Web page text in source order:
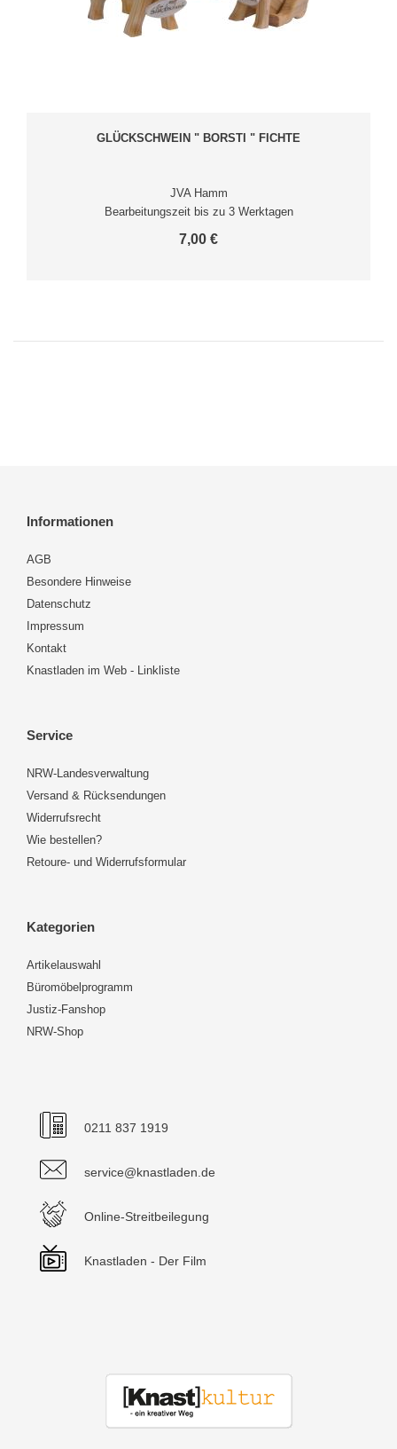
GLÜCKSCHWEIN " BORSTI " FICHTE
JVA Hamm
Bearbeitungszeit bis zu 3 Werktagen
7,00 €
Informationen
AGB
Besondere Hinweise
Datenschutz
Impressum
Kontakt
Knastladen im Web - Linkliste
Service
NRW-Landesverwaltung
Versand & Rücksendungen
Widerrufsrecht
Wie bestellen?
Retoure- und Widerrufsformular
Kategorien
Artikelauswahl
Büromöbelprogramm
Justiz-Fanshop
NRW-Shop
0211 837 1919
service@knastladen.de
Online-Streitbeilegung
Knastladen - Der Film